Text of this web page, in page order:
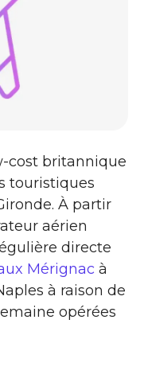
cost britannique
touristiques
À partir
aérien
directe
Mérignac à
à raison de
opérées